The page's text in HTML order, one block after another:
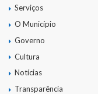
Serviços
O Município
Governo
Cultura
Notícias
Transparência